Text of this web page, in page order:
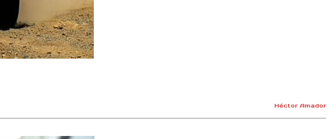
Héctor Amador